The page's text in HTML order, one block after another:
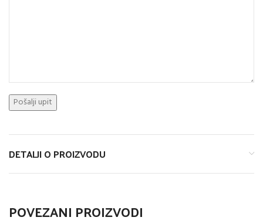
DETALJI O PROIZVODU
POVEZANI PROIZVODI